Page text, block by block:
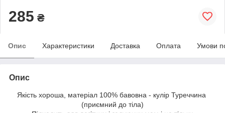
285 ₴
Опис Характеристики Доставка Оплата Умови
Опис
Якість хороша, матеріал 100% бавовна - кулір Туреччина
(приємний до тіла)